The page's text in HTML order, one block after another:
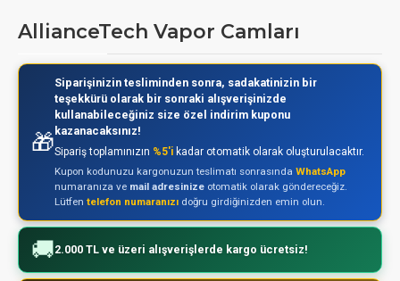
AllianceTech Vapor Camları
🎁
Siparişinizin tesliminden sonra, sadakatinizin bir
teşekkürü olarak bir sonraki alışverişinizde
kullanabileceğiniz size özel indirim kuponu
kazanacaksınız!
Sipariş toplamınızın %5'i kadar otomatik olarak oluşturulacaktır.
Kupon kodunuzu kargonuzun teslimatı sonrasında WhatsApp
numaranıza ve mail adresinize otomatik olarak göndereceğiz.
Lütfen telefon numaranızı doğru girdiğinizden emin olun.
🚚2.000 TL ve üzeri alışverişlerde kargo ücretsiz!